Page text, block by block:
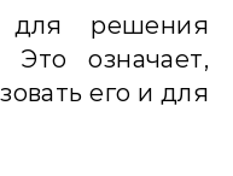
для решения
означает,
его и для